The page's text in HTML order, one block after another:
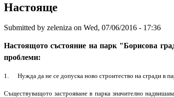
Настояще
Submitted by zeleniza on Wed, 07/06/2016 - 17:36
Настоящото състояние на парк "Борисова
проблеми:
1. Нужда да не се допуска ново строитество на сгради в
Съществуващото застрояване в парка значително